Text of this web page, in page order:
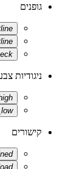
גופנים
ניגודיות
קישורים